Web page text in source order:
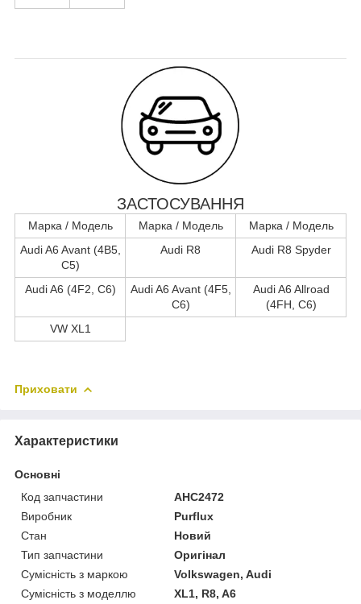
ЗАСТОСУВАННЯ
Марка / Модель Марка / Модель
Марка / Модель
Audi A6 Avant (4B5,
C5)
Audi R8 Audi R8 Spyder
Audi A6 (4F2, C6)
Audi A6 Avant (4F5,
C6)
Audi A6 Allroad
(4FH, C6)
VW XL1
Приховати
Характеристики
Основні
Код запчастини
AHC2472
Виробник
Purflux
Стан
Новий
Тип запчастини
Оригінал
Сумісність з маркою
Volkswagen, Audi
Сумісність з моделлю
XL1, R8, A6